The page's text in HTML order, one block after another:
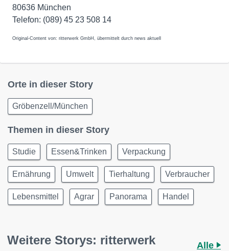
80636 München
Telefon: (089) 45 23 508 14
Original-Content von: ritterwerk GmbH, übermittelt durch news aktuell
Orte in dieser Story
Gröbenzell/München
Themen in dieser Story
Studie Essen&Trinken Verpackung
Ernährung Umwelt Tierhaltung Verbraucher
Lebensmittel Agrar Panorama Handel
Weitere Storys: ritterwerk
Alle